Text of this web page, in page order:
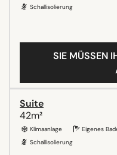
Schallisolierung
SIE MÜSSEN
Suite
42m²
Klimaanlage Eigenes
Schallisolierung